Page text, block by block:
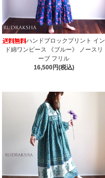
ハンドブロックプリント イン
ド綿ワンピース 《ブルー》 ノースリ
ーブ フリル
16,500円(税込)